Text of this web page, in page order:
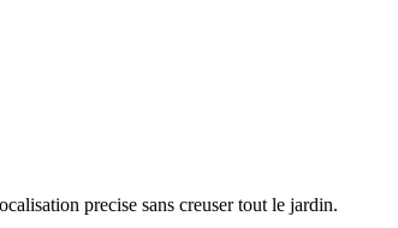
precise sans creuser tout le jardin.